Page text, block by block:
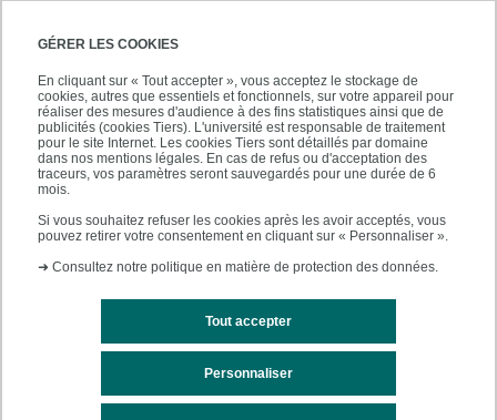
GÉRER LES COOKIES
En cliquant sur « Tout accepter », vous acceptez le stockage de
cookies, autres que essentiels et fonctionnels, sur votre appareil pour
réaliser des mesures d'audience à des fins statistiques ainsi que de
publicités (cookies Tiers). L'université est responsable de traitement
pour le site Internet. Les cookies Tiers sont détaillés par domaine
dans nos mentions légales. En cas de refus ou d'acceptation des
traceurs, vos paramètres seront sauvegardés pour une durée de 6
mois.
Si vous souhaitez refuser les cookies après les avoir acceptés, vous
pouvez retirer votre consentement en cliquant sur « Personnaliser ».
➜ Consultez notre politique en matière de protection des données.
Tout accepter
Personnaliser
Mentions légales Plan du site